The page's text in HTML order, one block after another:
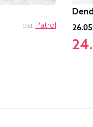
par Patrol 26.05